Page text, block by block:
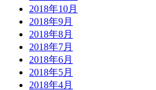
2018年10月
2018年9月
2018年8月
2018年7月
2018年6月
2018年5月
2018年4月